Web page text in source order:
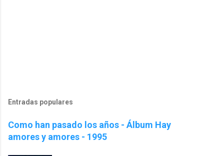
Entradas populares
Como han pasado los años - Álbum Hay
amores y amores - 1995